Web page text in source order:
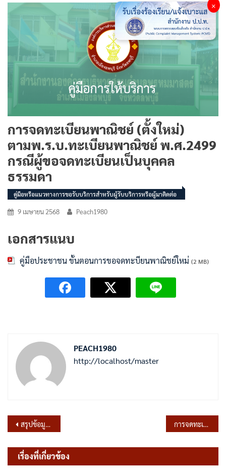
การจดทะเบียนพาณิชย์ (ตั้งใหม่)
ตามพ.ร.บ.ทะเบียนพาณิชย์ พ.ศ.2499
กรณีผู้ขอจดทะเบียนเป็นบุคคล
ธรรมดา
คู่มือหรือแนวทางการขอรับบริการสำหรับผู้รับบริการหรือผู้มาติดต่อ
9 เมษายน 2568 Peach1980
เอกสารแนบ
คู่มือประชาชน ขั้นตอนการขอจดทะบียนพาณิชย์ใหม่ (2 MB)
PEACH1980
http://localhost/master
แนะแนว
เรื่อง
สรุปข้อมูลเชิงสถิติการให้บริการประชาชน ณ จุดให้บริการ (Walk-in) ประจำปีงบประมาณ 2567 (ตุลาคม 2566-กันยายน 2567) การจดทะเบียนพาณิชย์ (เลิกประกอบพาณิชยกิจ) ตาม พ.ร.บ.ทะเบียนพาณิชย์ พ.ศ.2499 กรณีผู้ขอจดทะเบียนเป็นบุคคลธรรมดา
เรื่องที่เกี่ยวข้อง
×